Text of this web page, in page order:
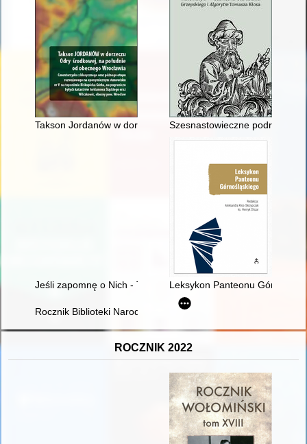
Takson Jordanów w dorzeczu Odry środkowej, na południe
Szesnastowieczne podręczniki
Jeśli zapomnę o Nich - Ty, Boże na niebie, zapomnij o mnie :
Leksykon Panteonu
Rocznik Biblioteki Narodowej. T. 52 (2021)
ROCZNIK 2022